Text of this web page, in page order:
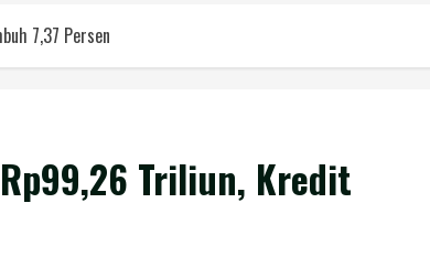
7,37 Persen
Triliun, Kredit